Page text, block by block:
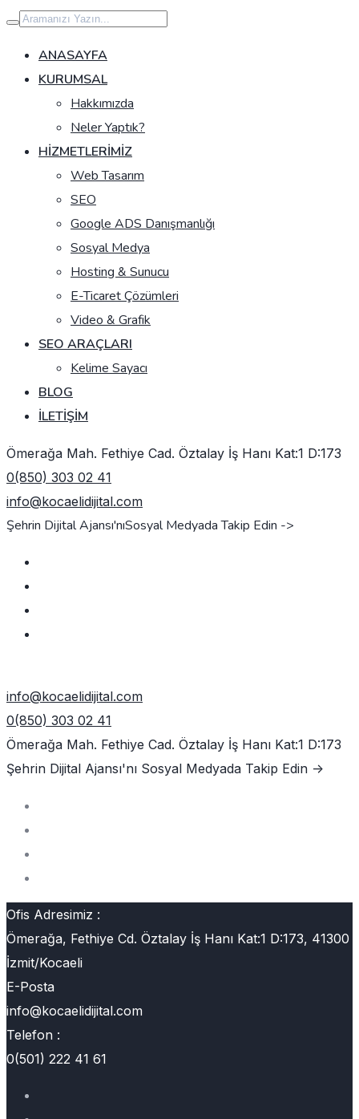
İçeriğe
geç
ANASAYFA
KURUMSAL
Hakkımızda
Neler Yaptık?
HIZMETLERIMIZ
Web Tasarım
SEO
Google ADS Danışmanlığı
Sosyal Medya
Hosting & Sunucu
E-Ticaret Çözümleri
Video & Grafik
SEO ARAÇLARI
Kelime Sayacı
BLOG
İLETIŞIM
Ömerağa Mah. Fethiye Cad. Öztalay İş Hanı Kat:1 D:173
0(850) 303 02 41
info@kocaelidijital.com
Şehrin Dijital Ajansı'nıSosyal Medyada Takip Edin ->
info@kocaelidijital.com
0(850) 303 02 41
Ömerağa Mah. Fethiye Cad. Öztalay İş Hanı Kat:1 D:173
Şehrin Dijital Ajansı'nı Sosyal Medyada Takip Edin ->
Ofis Adresimiz :
Ömerağa, Fethiye Cd. Öztalay İş Hanı Kat:1 D:173, 41300
İzmit/Kocaeli
E-Posta
info@kocaelidijital.com
Telefon :
0(501) 222 41 61